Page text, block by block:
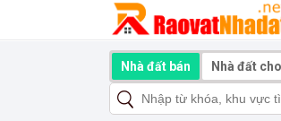
Nhà đất bán Nhà đất